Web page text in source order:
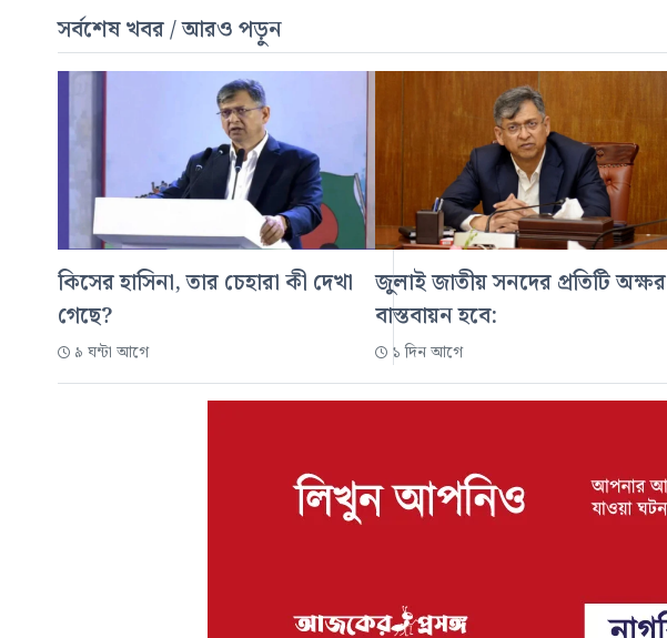
সর্বশেষ খবর / আরও পড়ুন
কিসের হাসিনা, তার চেহারা কী দেখা
গেছে?
৯ ঘন্টা আগে
জুলাই জাতীয় সনদের প্রতিটি অক্ষর
বাস্তবায়ন হবে:
১ দিন আগে